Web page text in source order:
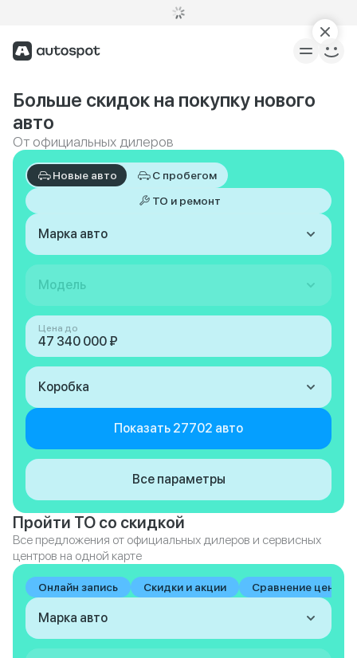
Больше скидок на покупку нового
авто
От официальных дилеров
Новые авто
С пробегом
ТО и ремонт
Марка авто
Модель
Цена до
Коробка
Показать 27702 авто
Все параметры
Пройти ТО со скидкой
Все предложения от официальных дилеров и сервисных
центров на одной карте
Онлайн запись Скидки и акции Сравнение цен на
Марка авто